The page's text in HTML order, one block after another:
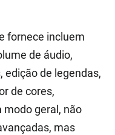
fornece incluem
de áudio,
edição de legendas,
de cores,
modo geral, não
mas